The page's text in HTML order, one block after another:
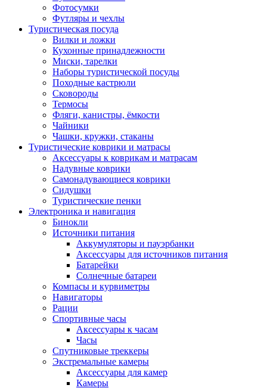
Фотосумки
Футляры и чехлы
Туристическая посуда
Вилки и ложки
Кухонные принадлежности
Миски, тарелки
Наборы туристической посуды
Походные кастрюли
Сковороды
Термосы
Фляги, канистры, ёмкости
Чайники
Чашки, кружки, стаканы
Туристические коврики и матрасы
Аксессуары к коврикам и матрасам
Надувные коврики
Самонадувающиеся коврики
Сидушки
Туристические пенки
Электроника и навигация
Бинокли
Источники питания
Аккумуляторы и пауэрбанки
Аксессуары для источников питания
Батарейки
Солнечные батареи
Компасы и курвиметры
Навигаторы
Рации
Спортивные часы
Аксессуары к часам
Часы
Спутниковые треккеры
Экстремальные камеры
Аксессуары для камер
Камеры